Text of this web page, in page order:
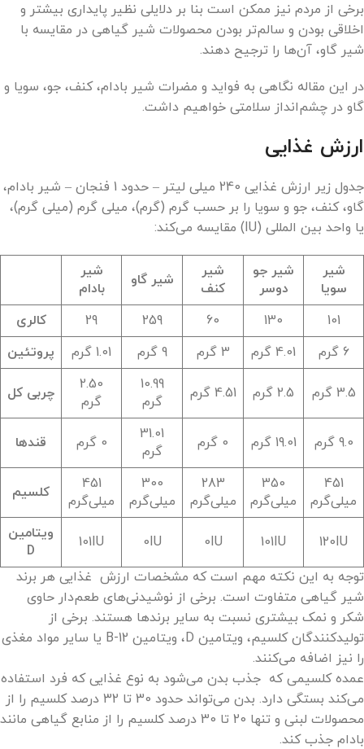
برخی از مردم نیز ممکن است بنا بر دلایلی نظیر پایداری بیشتر و
اخلاقی بودن و سالم‌تر بودن محصولات شیر ​​گیاهی در مقایسه با
شیر گاو، آن‌ها را ترجیح دهند.
در این مقاله نگاهی به فواید و مضرات شیر بادام، کنف، جو، سویا و
گاو در چشم‌انداز سلامتی خواهیم داشت.
ارزش غذایی
جدول زیر ارزش غذایی 240 میلی لیتر – حدود 1 فنجان – شیر بادام،
گاو، کنف، جو و سویا را بر حسب گرم (گرم)، میلی گرم (میلی گرم)،
یا واحد بین المللی (IU) مقایسه می‌کند:
شیر
سویا
شیر جو
دوسر
شیر
کنف
شیر گاو
شیر
بادام
101
130
60
259
29
کالری
6 گرم
4.01 گرم 3 گرم 9 گرم 1.01 گرم پروتئین
3.5 گرم 2.5 گرم 4.51 گرم
10.99
گرم
2.50
گرم
چربی کل
9.0 گرم 19.01 گرم 0 گرم
31.01
گرم
0 گرم قندها
451
میلی‌گرم
350
میلی‌گرم
283
میلی‌گرم
300
میلی‌گرم
451
میلی‌گرم
کلسیم
120IU
101IU
0IU
0IU
101IU
ویتامین
D
توجه به این نکته مهم است که مشخصات ارزش غذایی هر برند
شیر گیاهی متفاوت است. برخی از نوشیدنی‌های طعم‌دار حاوی
شکر و نمک بیشتری نسبت به سایر برندها هستند. برخی از
تولیدکنندگان کلسیم، ویتامین D، ویتامین B-12 یا سایر مواد مغذی
را نیز اضافه می‌کنند.
عمده کلسیمی که جذب بدن می‌شود به نوع غذایی که فرد استفاده
می‌کند بستگی دارد. بدن می‌تواند حدود 30 تا 32 درصد کلسیم را از
محصولات لبنی و تنها 20 تا 30 درصد کلسیم را از منابع گیاهی مانند
بادام جذب کند.